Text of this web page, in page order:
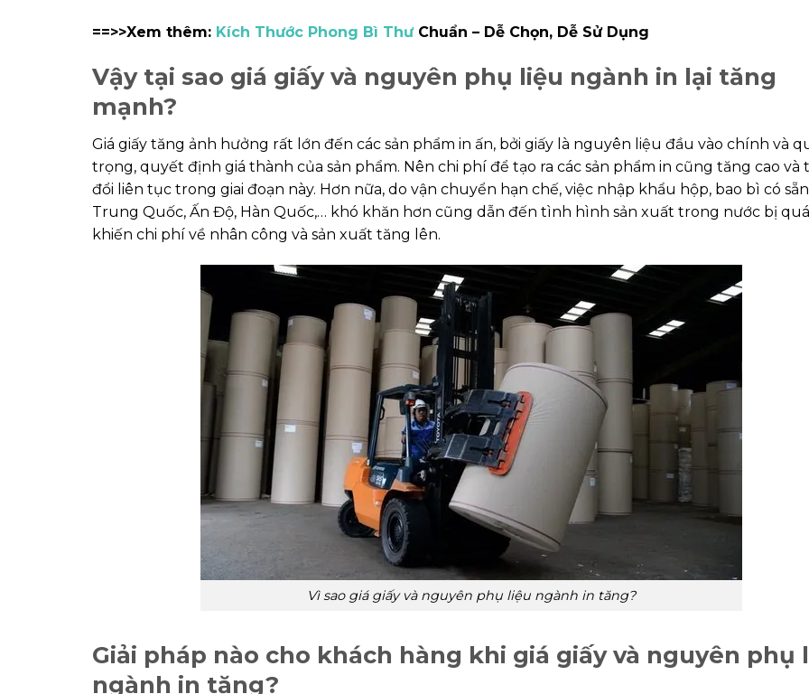
==>>Xem thêm: Kích Thước Phong Bì ThưChuẩn – Dễ Chọn, Dễ Sử Dụng
Vậy tại sao giá giấy và nguyên phụ liệu ngành in lại tăng
mạnh?
Giá giấy tăng ảnh hưởng rất lớn đến các sản phẩm in ấn, bởi giấy là nguyên liệu đầu vào chính và
trọng, quyết định giá thành của sản phẩm. Nên chi phí để tạo ra các sản phẩm in cũng tăng cao và
đổi liên tục trong giai đoạn này. Hơn nữa, do vận chuyển hạn chế, việc nhập khẩu hộp, bao bì có
Trung Quốc, Ấn Độ, Hàn Quốc,… khó khăn hơn cũng dẫn đến tình hình sản xuất trong nước bị
khiến chi phí về nhân công và sản xuất tăng lên.
Vì sao giá giấy và nguyên phụ liệu ngành in tăng?
Giải pháp nào cho khách hàng khi giá giấy và nguyên phụ
ngành in tăng?